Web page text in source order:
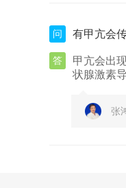
问 有甲亢会
答
甲亢会出
状腺激素
张